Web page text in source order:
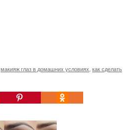
макияж глаз в домашних условиях как сделать